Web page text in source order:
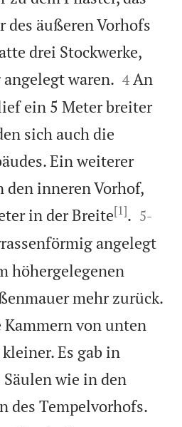
des äußeren Vorhofs
drei Stockwerke,
waren. 

4 An
ein 5 Meter breiter
sich auch die
Ein weiterer
den inneren Vorhof,
in der Breite[1]. 

5-
angelegt
höhergelegenen
mehr zurück.
von unten
Es gab in
wie in den
des Tempelvorhofs.